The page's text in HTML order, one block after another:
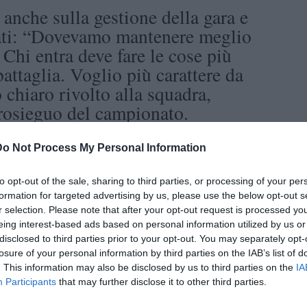
Not Process My Personal Information
opt-out of the sale, sharing to third parties, or processing of your
for targeted advertising by us, please use the below opt-out
selection. Please note that after your opt-out request is processed
interest-based ads based on personal information utilized by us
to third parties prior to your opt-out. You may separately
of your personal information by third parties on the IAB’s list of
This information may also be disclosed by us to third parties on the
Participants that may further disclose it to other third parties.
sulla gestione della gara e
“Dovevamo mantenere meglio
entra deve fare le cose più
Voglio più carattere da
chiaro rivolto alla squadra,
del campionato.
che continua a sorridere:
straordinario finora. La
soprattutto perché davanti si
una situazione eccezionale e non
e i sacrifici fatti fino
concetto chiave: “Non vince chi
belli, ma la squadra più forte.
giocare con tutti e mancano